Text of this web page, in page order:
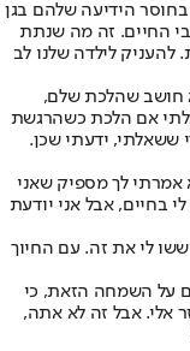
בחוסר הידיעה שלהם בגן
החיים. זה מה שנתת
להעניק לילדה שלנו לב
חושב שהלכת שלם,
אם הלכת כשהרגשת
ידעתי שכן.
לך מספיק שאני
בחיים, אבל אני יודעת
לי את זה. עם החיוך
על השמחה הזאת, כי
אלי. אבל זה לא אתה,